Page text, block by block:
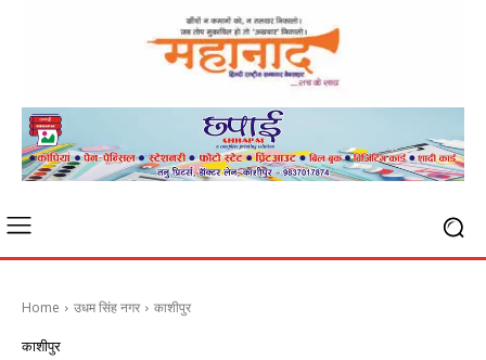
Home उधम सिंह नगर काशीपुर
काशीपुर